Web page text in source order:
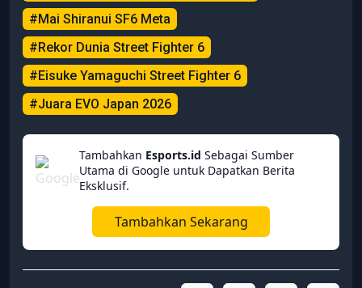
#Mai Shiranui SF6 Meta
#Rekor Dunia Street Fighter 6
#Eisuke Yamaguchi Street Fighter 6
#Juara EVO Japan 2026
Tambahkan Esports.id Sebagai Sumber
Utama di Google untuk Dapatkan Berita
Eksklusif.
Tambahkan Sekarang